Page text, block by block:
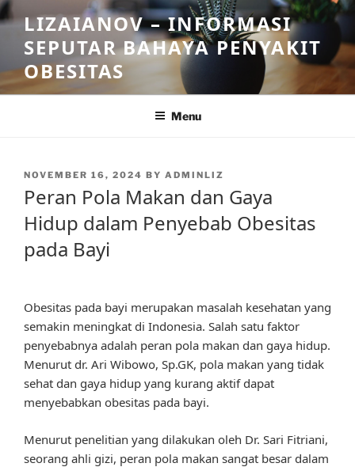
Skip
to
content
LIZAIANOV – INFORMASI
SEPUTAR BAHAYA PENYAKIT
OBESITAS
Menu
POSTED
NOVEMBER 16, 2024 BY ADMINLIZ
Peran Pola Makan dan Gaya
Hidup dalam Penyebab Obesitas
pada Bayi
Obesitas pada bayi merupakan masalah kesehatan yang
semakin meningkat di Indonesia. Salah satu faktor
penyebabnya adalah peran pola makan dan gaya hidup.
Menurut dr. Ari Wibowo, Sp.GK, pola makan yang tidak
sehat dan gaya hidup yang kurang aktif dapat
menyebabkan obesitas pada bayi.
Menurut penelitian yang dilakukan oleh Dr. Sari Fitriani,
seorang ahli gizi, peran pola makan sangat besar dalam